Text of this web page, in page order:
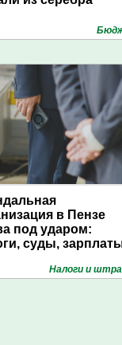
в Пензе
под ударом:
суды,
Налоги и